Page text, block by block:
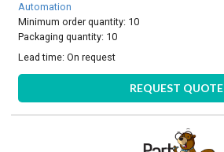
Automation
Minimum order quantity: 10
Packaging quantity: 10
Lead time:On request
REQUEST QUOTE